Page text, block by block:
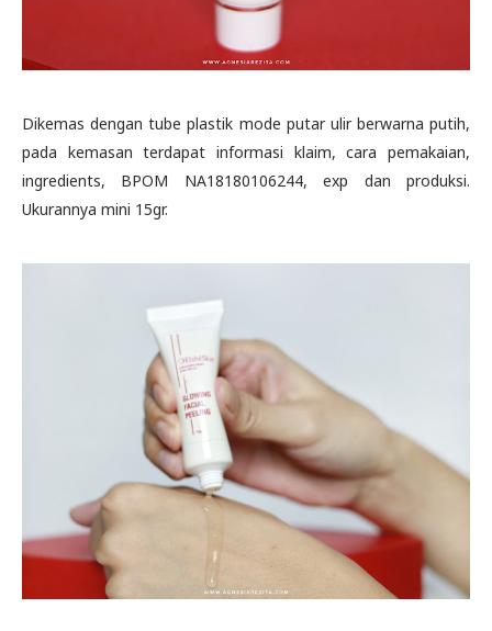
Dikemas dengan tube plastik mode putar ulir berwarna putih,
pada kemasan terdapat informasi klaim, cara pemakaian,
ingredients, BPOM NA18180106244, exp dan produksi.
Ukurannya mini 15gr.